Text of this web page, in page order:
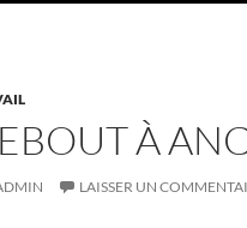
À
LAISSER UN